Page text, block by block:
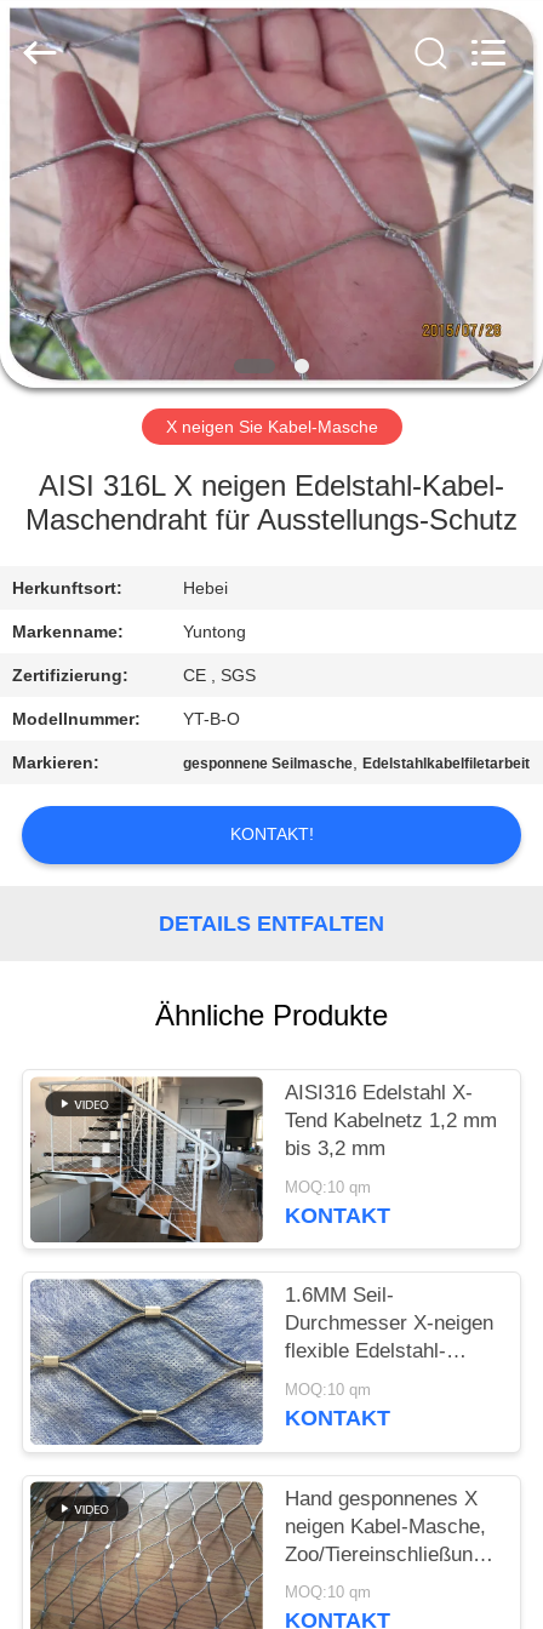
PRODUKTE
ÜBER
UNS
FABRIK-
AUSFLUG
QUALITÄTSKONTROLLE
TRETEN
SIE
MIT
UNS
IN
NACHRICHTEN
FORDERN
SITEMAP
DATENSCHUTZRICHTLINIE
Metal
Wire
Mesh
Co.,Ltd.
X neigen Sie Kabel-Masche
AISI 316L X neigen Edelstahl-Kabel-
Maschendraht für Ausstellungs-Schutz
Herkunftsort: Hebei
Markenname: Yuntong
Zertifizierung: CE , SGS
Modellnummer: YT-B-O
Markieren: gesponnene Seilmasche,Edelstahlkabelfiletarbeit
KONTAKT!
DETAILS ENTFALTEN
Ähnliche Produkte
AISI316 Edelstahl X-
Tend Kabelnetz 1,2 mm
bis 3,2 mm
MOQ:10 qm
KONTAKT
1.6MM Seil-
Durchmesser X-neigen
flexible Edelstahl-
Kabel-Masche für
grüne Wand
MOQ:10 qm
KONTAKT
Hand gesponnenes X
neigen Kabel-Masche,
Zoo/Tiereinschließungs-
Drahtseil-Zwingen-
Masche
MOQ:10 qm
KONTAKT